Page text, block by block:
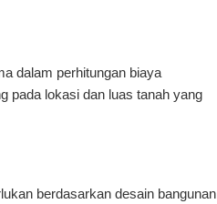
dalam perhitungan biaya
pada lokasi dan luas tanah yang
berdasarkan desain bangunan